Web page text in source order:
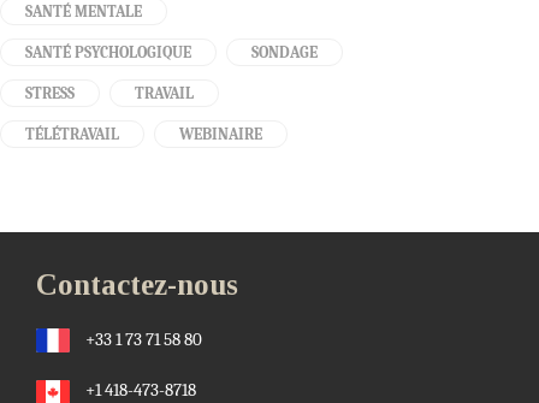
SANTÉ MENTALE
SANTÉ PSYCHOLOGIQUE SONDAGE
STRESS TRAVAIL
TÉLÉTRAVAIL WEBINAIRE
Contactez-nous
+33 1 73 71 58 80
+1 418-473-8718